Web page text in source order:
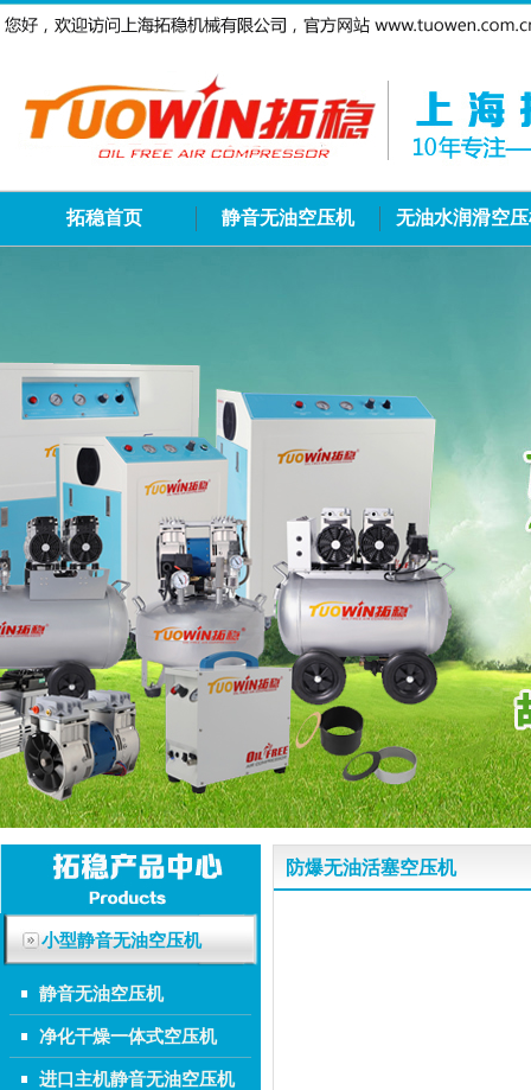
拓稳首页 静音无油空压机 无油水润滑空
小型静音无油空压机
静音无油空压机
净化干燥一体式空压机
进口主机静音无油空压机
防爆无油活塞空压机